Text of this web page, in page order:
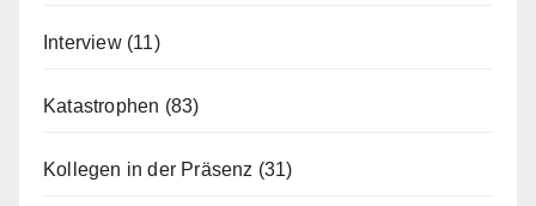
Interview(11)
Katastrophen (83)
Kollegen in der Präsenz (31)